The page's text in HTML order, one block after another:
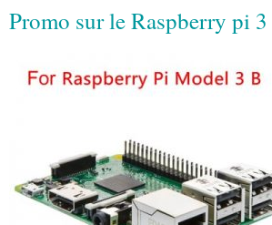
Promo sur le Raspberry pi 3